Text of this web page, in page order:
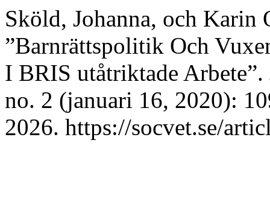
Sköld, Johanna, och Karin
”Barnrättspolitik Och
I BRIS utåtriktade Arbete”.
no. 2 (januari 16, 2020):
2026. https://socvet.se/